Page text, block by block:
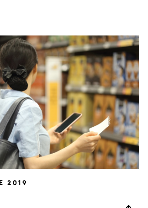
2019